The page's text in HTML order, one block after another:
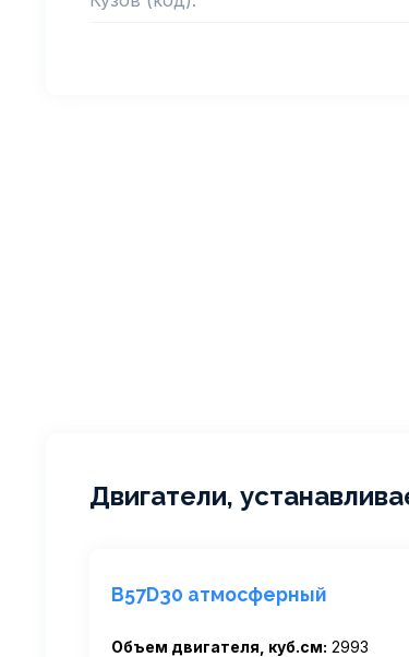
Двигатели,
B57D30 атмосферный
Объем двигателя, куб.см: 2993